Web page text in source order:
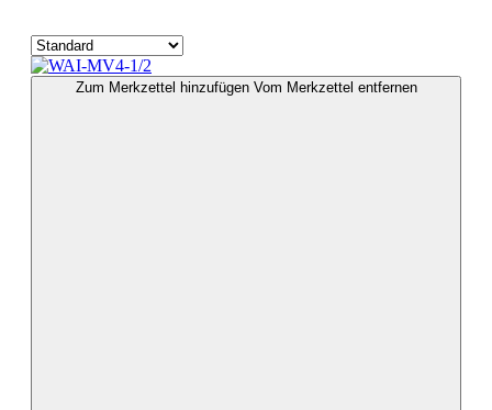
Zum Merkzettel hinzufügen Vom Merkzettel entfernen